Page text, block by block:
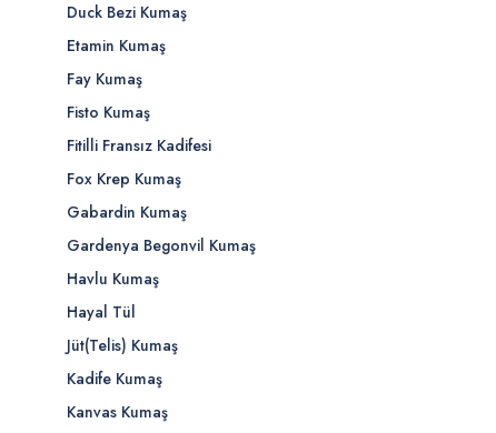
Duck Bezi Kumaş
Etamin Kumaş
Fay Kumaş
Fisto Kumaş
Fitilli Fransız Kadifesi
Fox Krep Kumaş
Gabardin Kumaş
Gardenya Begonvil Kumaş
Havlu Kumaş
Hayal Tül
Jüt(Telis) Kumaş
Kadife Kumaş
Kanvas Kumaş